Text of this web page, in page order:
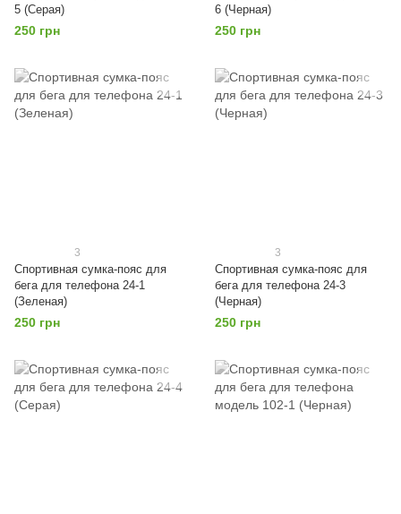
5 (Серая)
250 грн
6 (Черная)
250 грн
3
Спортивная сумка-пояс для
бега для телефона 24-1
(Зеленая)
250 грн
3
Спортивная сумка-пояс для
бега для телефона 24-3
(Черная)
250 грн